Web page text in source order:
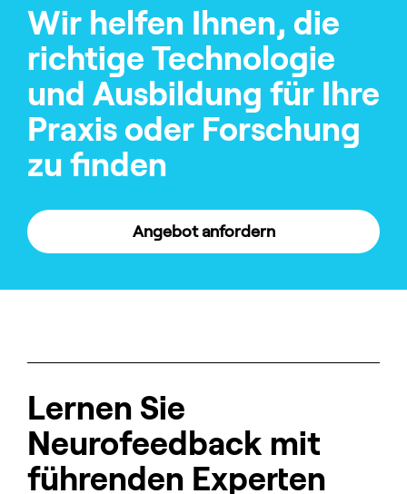
Wir helfen Ihnen, die
richtige Technologie
und Ausbildung für Ihre
Praxis oder Forschung
zu finden
Angebot anfordern
Lernen Sie
Neurofeedback mit
führenden Experten